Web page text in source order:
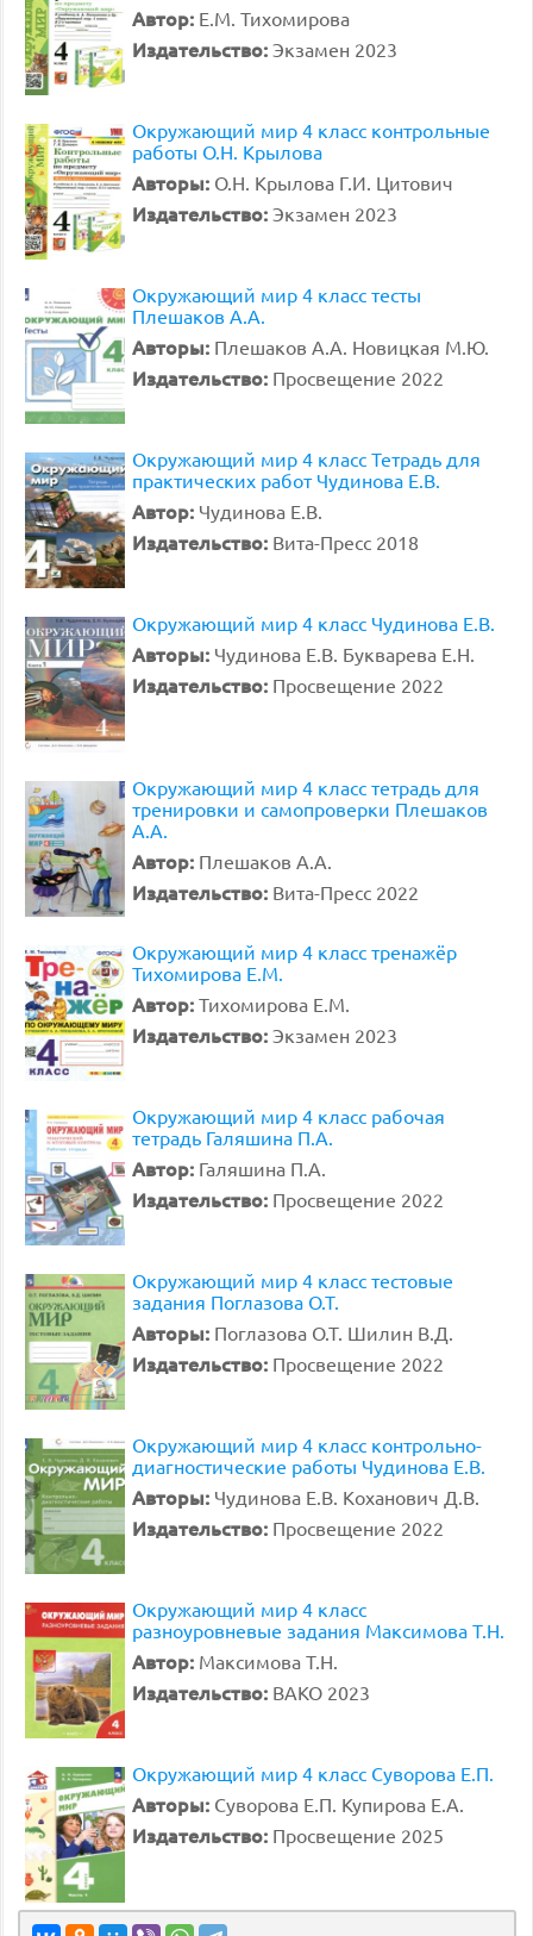
Автор: Е.М. Тихомирова
Издательство: Экзамен 2023
Окружающий мир 4 класс контрольные
работы О.Н. Крылова
Авторы: О.Н. Крылова Г.И. Цитович
Издательство: Экзамен 2023
Окружающий мир 4 класс тесты
Плешаков А.А.
Авторы: Плешаков А.А. Новицкая М.Ю.
Издательство: Просвещение 2022
Окружающий мир 4 класс Тетрадь для
практических работ Чудинова Е.В.
Автор: Чудинова Е.В.
Издательство: Вита-Пресс 2018
Окружающий мир 4 класс Чудинова Е.В.
Авторы: Чудинова Е.В. Букварева Е.Н.
Издательство: Просвещение 2022
Окружающий мир 4 класс тетрадь для
тренировки и самопроверки Плешаков
А.А.
Автор: Плешаков А.А.
Издательство: Вита-Пресс 2022
Окружающий мир 4 класс тренажёр
Тихомирова Е.М.
Автор: Тихомирова Е.М.
Издательство: Экзамен 2023
Окружающий мир 4 класс рабочая
тетрадь Галяшина П.А.
Автор: Галяшина П.А.
Издательство: Просвещение 2022
Окружающий мир 4 класс тестовые
задания Поглазова О.Т.
Авторы: Поглазова О.Т. Шилин В.Д.
Издательство: Просвещение 2022
Окружающий мир 4 класс контрольно-
диагностические работы Чудинова Е.В.
Авторы: Чудинова Е.В. Коханович Д.В.
Издательство: Просвещение 2022
Окружающий мир 4 класс
разноуровневые задания Максимова Т.Н.
Автор: Максимова Т.Н.
Издательство: ВАКО 2023
Окружающий мир 4 класс Суворова Е.П.
Авторы: Суворова Е.П. Купирова Е.А.
Издательство: Просвещение 2025